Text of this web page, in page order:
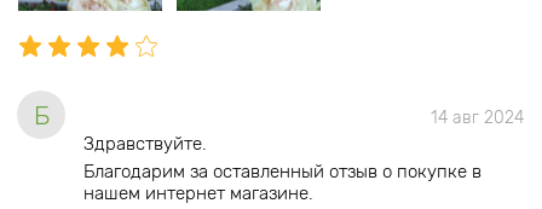
Б 14 авг 2024
Здравствуйте.
Благодарим за оставленный отзыв о покупке в
нашем интернет магазине.